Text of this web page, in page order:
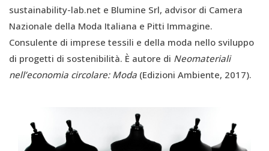
sustainability-lab.net e Blumine Srl, advisor di Camera
Nazionale della Moda Italiana e Pitti Immagine.
Consulente di imprese tessili e della moda nello sviluppo
di progetti di sostenibilità. È autore di Neomateriali
nell’economia circolare: Moda (Edizioni Ambiente, 2017).